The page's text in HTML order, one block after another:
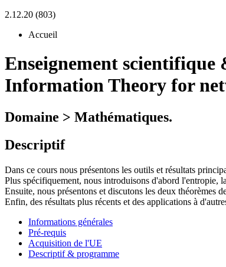
2.12.20 (803)
Accueil
Enseignement scientifique
Information Theory for
Domaine > Mathématiques.
Descriptif
Dans ce cours nous présentons les outils et résultats
Plus spécifiquement, nous introduisons d'abord l'entropie,
Ensuite, nous présentons et discutons les deux théorèmes
Enfin, des résultats plus récents et des applications à
Informations générales
Pré-requis
Acquisition de l'UE
Descriptif & programme